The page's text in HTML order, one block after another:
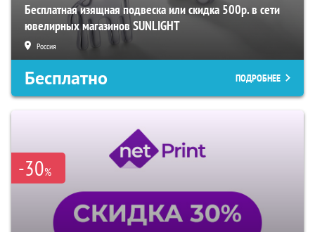
Бесплатная изящная подвеска или скидка 500р. в сети
ювелирных магазинов SUNLIGHT
Россия
Бесплатно ПОДРОБНЕЕ
-30%